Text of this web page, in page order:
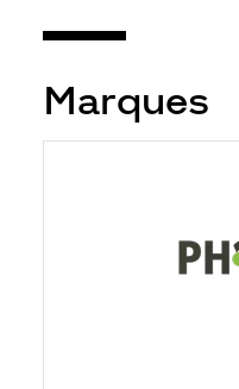
Marques